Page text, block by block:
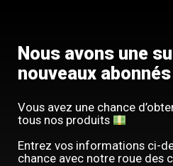
contenu
ACCUEIL / TOUTES NOS SACOCHES
Nous avons une
nouveaux
Vous avez une chance
tous nos produits
Entrez vos informations ci-
chance avec notre roue des